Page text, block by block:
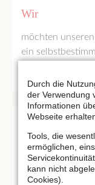
Wir
möchten
ein
Wir
achten darauf,
der Pflege
Räumlichkeiten.
Durch die
der Verwendung
Informationen
Webseite
Tools, die
ermöglichen,
kann nicht
Cookies).